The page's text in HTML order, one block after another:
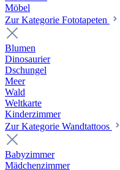
Möbel
Zur Kategorie Fototapeten
Blumen
Dinosaurier
Dschungel
Meer
Wald
Weltkarte
Kinderzimmer
Zur Kategorie Wandtattoos
Babyzimmer
Mädchenzimmer